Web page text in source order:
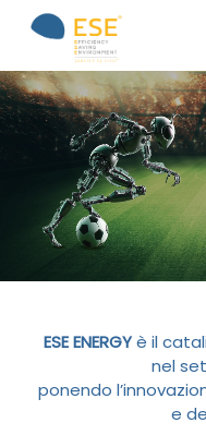
ESE ENERGYè il
nel
ponendo
e